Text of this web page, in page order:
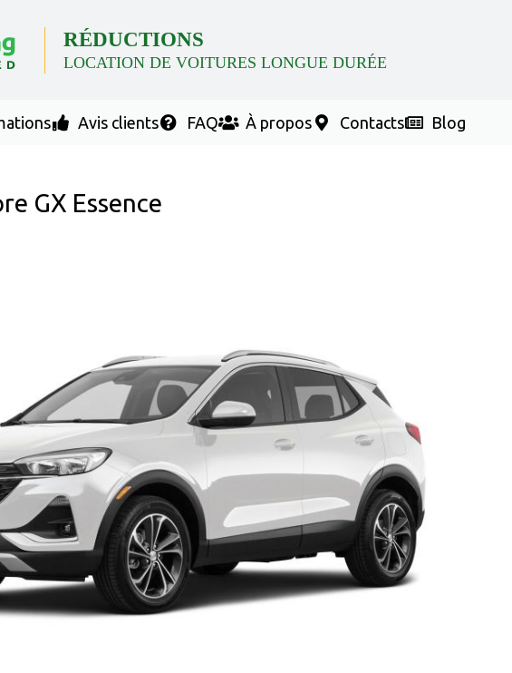
RÉDUCTIONS
LOCATION DE VOITURES LONGUE DURÉE
Avis clients FAQ À propos Contacts Blog
GX Essence